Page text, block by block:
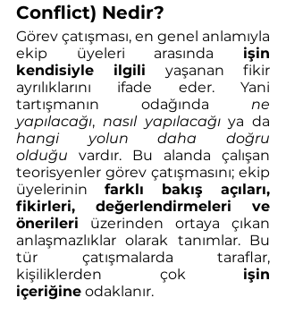
Conflict) Nedir?
Görev çatışması, en genel anlamıyla
ekip üyeleri arasında işin
kendisiyle ilgili yaşanan fikir
ayrılıklarını ifade eder. Yani
tartışmanın odağında ne
yapılacağı, nasıl yapılacağı
hangi yolun daha doğru
olduğu vardır. Bu alanda çalışan
teorisyenler görev çatışmasını; ekip
üyelerinin farklı bakış açıları,
fikirleri, değerlendirmeleri ve
önerileri üzerinden ortaya çıkan
anlaşmazlıklar olarak tanımlar. Bu
tür çatışmalarda taraflar,
kişiliklerden çok işin
içeriğine odaklanır.